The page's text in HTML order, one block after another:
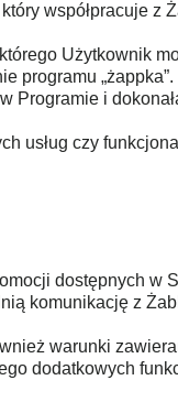
współpracuje z
Użytkownik
programu „żappka”.
Programie i
usług czy
dostępnych w
komunikację z
warunki
dodatkowych